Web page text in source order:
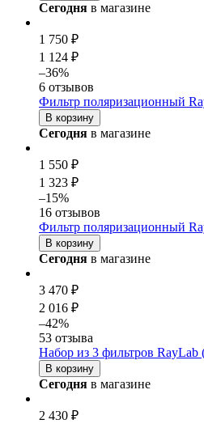
Сегодня в магазине
1 750 ₽
1 124 ₽
–36%
6 отзывов
Фильтр поляризационный
В корзину
Сегодня в магазине
1 550 ₽
1 323 ₽
–15%
16 отзывов
Фильтр поляризационный
В корзину
Сегодня в магазине
3 470 ₽
2 016 ₽
–42%
53 отзыва
Набор из 3 фильтров
В корзину
Сегодня в магазине
2 430 ₽